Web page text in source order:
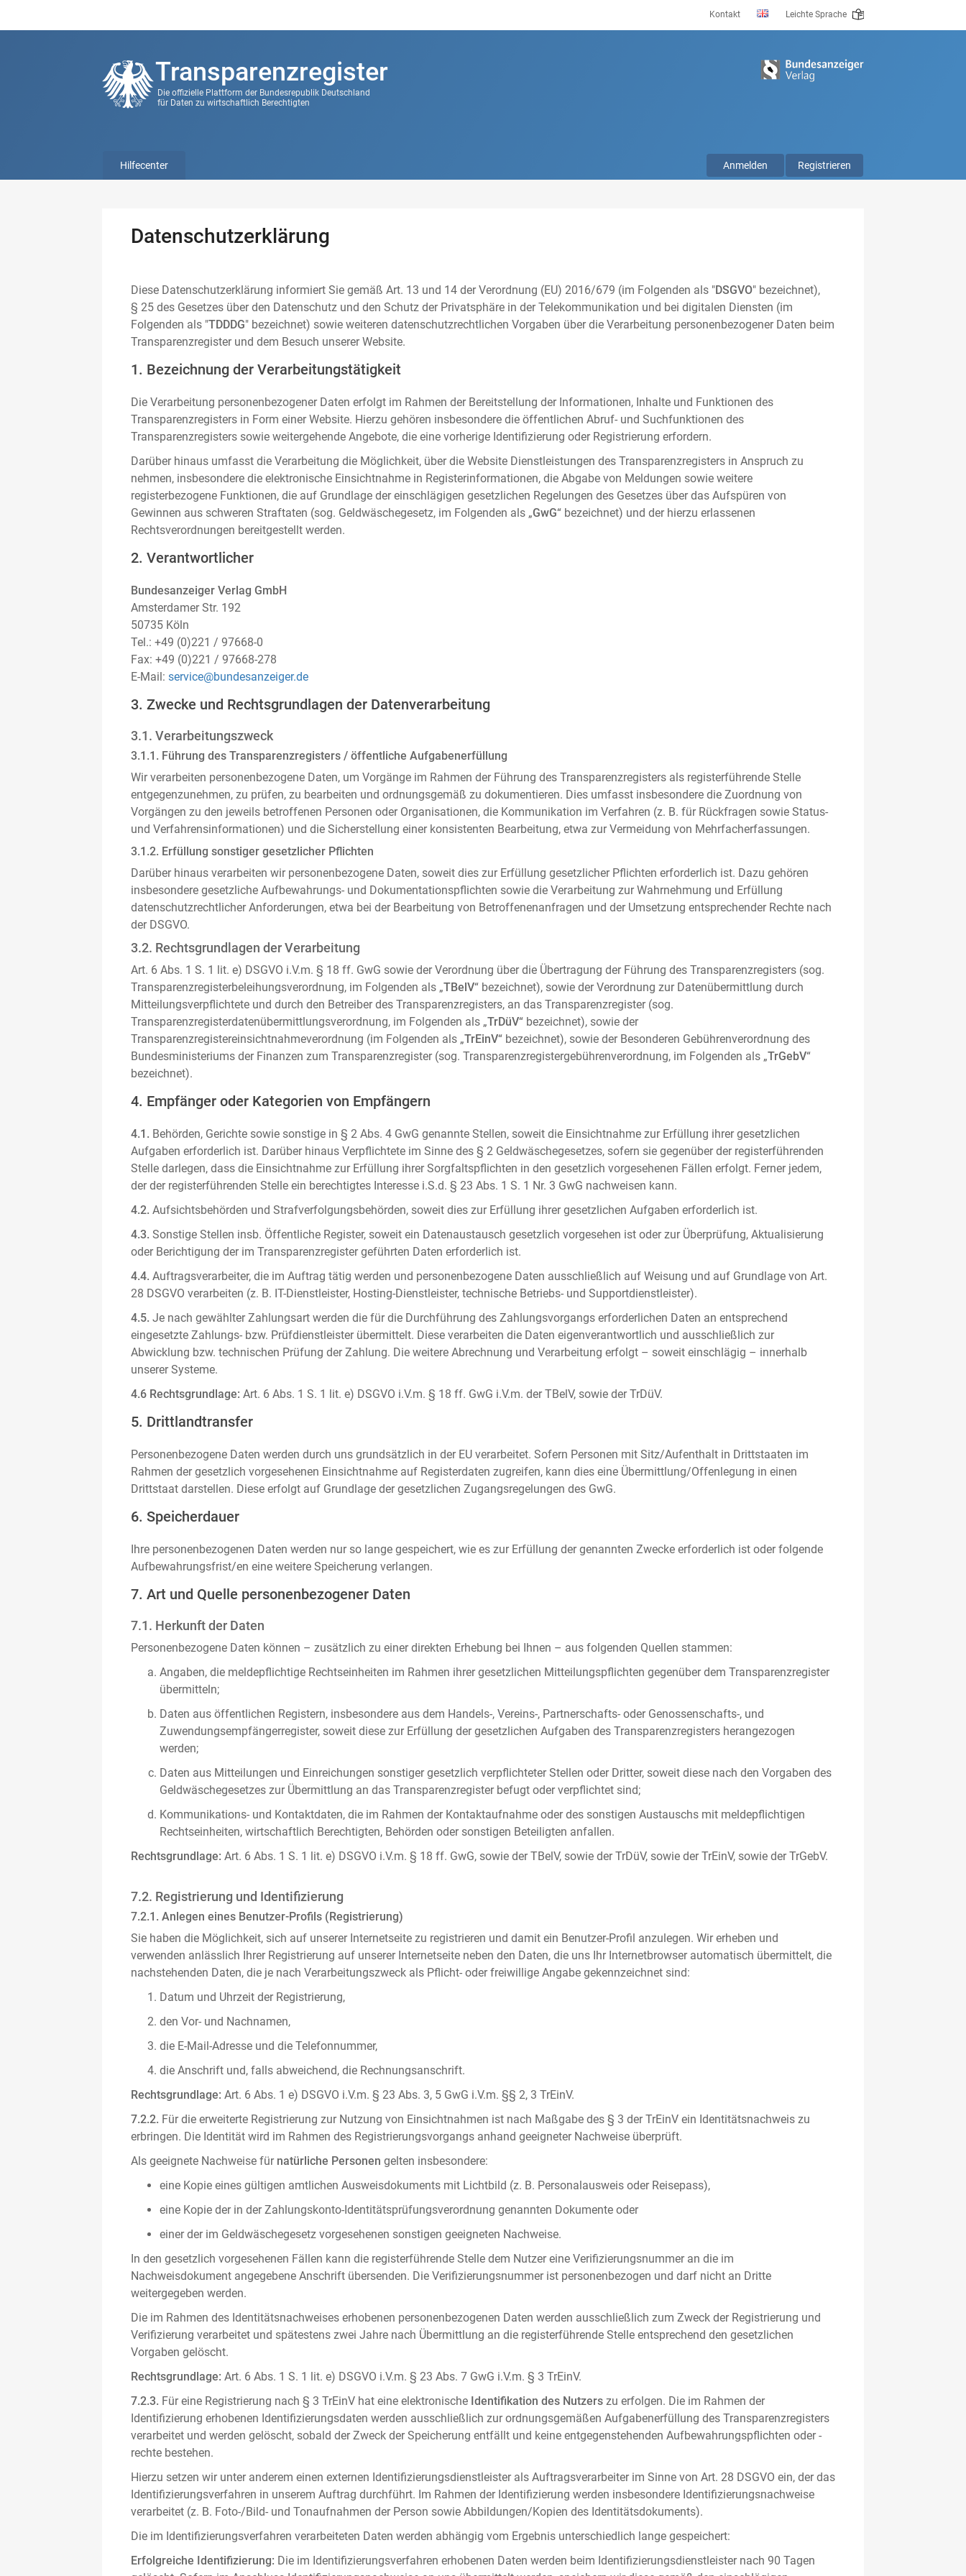
Kontakt Leichte Sprache
Transparenzregister
Die offizielle Plattform der Bundesrepublik Deutschland
für Daten zu wirtschaftlich Berechtigten
Anmelden Registrieren
Hilfecenter
Datenschutzerklärung
Diese Datenschutzerklärung informiert Sie gemäß Art. 13 und 14 der Verordnung (EU) 2016/679 (im Folgenden als "DSGVO" bezeichnet),
§ 25 des Gesetzes über den Datenschutz und den Schutz der Privatsphäre in der Telekommunikation und bei digitalen Diensten (im
Folgenden als "TDDDG" bezeichnet) sowie weiteren datenschutzrechtlichen Vorgaben über die Verarbeitung personenbezogener Daten beim
Transparenzregister und dem Besuch unserer Website.
1. Bezeichnung der Verarbeitungstätigkeit
Die Verarbeitung personenbezogener Daten erfolgt im Rahmen der Bereitstellung der Informationen, Inhalte und Funktionen des
Transparenzregisters in Form einer Website. Hierzu gehören insbesondere die öffentlichen Abruf- und Suchfunktionen des
Transparenzregisters sowie weitergehende Angebote, die eine vorherige Identifizierung oder Registrierung erfordern.
Darüber hinaus umfasst die Verarbeitung die Möglichkeit, über die Website Dienstleistungen des Transparenzregisters in Anspruch zu
nehmen, insbesondere die elektronische Einsichtnahme in Registerinformationen, die Abgabe von Meldungen sowie weitere
registerbezogene Funktionen, die auf Grundlage der einschlägigen gesetzlichen Regelungen des Gesetzes über das Aufspüren von
Gewinnen aus schweren Straftaten (sog. Geldwäschegesetz, im Folgenden als „GwG“ bezeichnet) und der hierzu erlassenen
Rechtsverordnungen bereitgestellt werden.
2. Verantwortlicher
Bundesanzeiger Verlag GmbH
Amsterdamer Str. 192
50735 Köln
Tel.: +49 (0)221 / 97668-0
Fax: +49 (0)221 / 97668-278
E-Mail: service@bundesanzeiger.de
3. Zwecke und Rechtsgrundlagen der Datenverarbeitung
3.1. Verarbeitungszweck
3.1.1. Führung des Transparenzregisters / öffentliche Aufgabenerfüllung
Wir verarbeiten personenbezogene Daten, um Vorgänge im Rahmen der Führung des Transparenzregisters als registerführende Stelle
entgegenzunehmen, zu prüfen, zu bearbeiten und ordnungsgemäß zu dokumentieren. Dies umfasst insbesondere die Zuordnung von
Vorgängen zu den jeweils betroffenen Personen oder Organisationen, die Kommunikation im Verfahren (z. B. für Rückfragen sowie Status-
und Verfahrensinformationen) und die Sicherstellung einer konsistenten Bearbeitung, etwa zur Vermeidung von Mehrfacherfassungen.
3.1.2. Erfüllung sonstiger gesetzlicher Pflichten
Darüber hinaus verarbeiten wir personenbezogene Daten, soweit dies zur Erfüllung gesetzlicher Pflichten erforderlich ist. Dazu gehören
insbesondere gesetzliche Aufbewahrungs- und Dokumentationspflichten sowie die Verarbeitung zur Wahrnehmung und Erfüllung
datenschutzrechtlicher Anforderungen, etwa bei der Bearbeitung von Betroffenenanfragen und der Umsetzung entsprechender Rechte nach
der DSGVO.
3.2. Rechtsgrundlagen der Verarbeitung
Art. 6 Abs. 1 S. 1 lit. e) DSGVO i.V.m. § 18 ff. GwG sowie der Verordnung über die Übertragung der Führung des Transparenzregisters (sog.
Transparenzregisterbeleihungsverordnung, im Folgenden als „TBelV“ bezeichnet), sowie der Verordnung zur Datenübermittlung durch
Mitteilungsverpflichtete und durch den Betreiber des Transparenzregisters, an das Transparenzregister (sog.
Transparenzregisterdatenübermittlungsverordnung, im Folgenden als „TrDüV“ bezeichnet), sowie der
Transparenzregistereinsichtnahmeverordnung (im Folgenden als „TrEinV“ bezeichnet), sowie der Besonderen Gebührenverordnung des
Bundesministeriums der Finanzen zum Transparenzregister (sog. Transparenzregistergebührenverordnung, im Folgenden als „TrGebV“
bezeichnet).
4. Empfänger oder Kategorien von Empfängern
4.1. Behörden, Gerichte sowie sonstige in § 2 Abs. 4 GwG genannte Stellen, soweit die Einsichtnahme zur Erfüllung ihrer gesetzlichen
Aufgaben erforderlich ist. Darüber hinaus Verpflichtete im Sinne des § 2 Geldwäschegesetzes, sofern sie gegenüber der registerführenden
Stelle darlegen, dass die Einsichtnahme zur Erfüllung ihrer Sorgfaltspflichten in den gesetzlich vorgesehenen Fällen erfolgt. Ferner jedem,
der der registerführenden Stelle ein berechtigtes Interesse i.S.d. § 23 Abs. 1 S. 1 Nr. 3 GwG nachweisen kann.
4.2. Aufsichtsbehörden und Strafverfolgungsbehörden, soweit dies zur Erfüllung ihrer gesetzlichen Aufgaben erforderlich ist.
4.3. Sonstige Stellen insb. Öffentliche Register, soweit ein Datenaustausch gesetzlich vorgesehen ist oder zur Überprüfung, Aktualisierung
oder Berichtigung der im Transparenzregister geführten Daten erforderlich ist.
4.4. Auftragsverarbeiter, die im Auftrag tätig werden und personenbezogene Daten ausschließlich auf Weisung und auf Grundlage von Art.
28 DSGVO verarbeiten (z. B. IT-Dienstleister, Hosting-Dienstleister, technische Betriebs- und Supportdienstleister).
4.5. Je nach gewählter Zahlungsart werden die für die Durchführung des Zahlungsvorgangs erforderlichen Daten an entsprechend
eingesetzte Zahlungs- bzw. Prüfdienstleister übermittelt. Diese verarbeiten die Daten eigenverantwortlich und ausschließlich zur
Abwicklung bzw. technischen Prüfung der Zahlung. Die weitere Abrechnung und Verarbeitung erfolgt – soweit einschlägig – innerhalb
unserer Systeme.
4.6 Rechtsgrundlage: Art. 6 Abs. 1 S. 1 lit. e) DSGVO i.V.m. § 18 ff. GwG i.V.m. der TBelV, sowie der TrDüV.
5. Drittlandtransfer
Personenbezogene Daten werden durch uns grundsätzlich in der EU verarbeitet. Sofern Personen mit Sitz/Aufenthalt in Drittstaaten im
Rahmen der gesetzlich vorgesehenen Einsichtnahme auf Registerdaten zugreifen, kann dies eine Übermittlung/Offenlegung in einen
Drittstaat darstellen. Diese erfolgt auf Grundlage der gesetzlichen Zugangsregelungen des GwG.
6. Speicherdauer
Ihre personenbezogenen Daten werden nur so lange gespeichert, wie es zur Erfüllung der genannten Zwecke erforderlich ist oder folgende
Aufbewahrungsfrist/en eine weitere Speicherung verlangen.
7. Art und Quelle personenbezogener Daten
7.1. Herkunft der Daten
Personenbezogene Daten können – zusätzlich zu einer direkten Erhebung bei Ihnen – aus folgenden Quellen stammen:
Angaben, die meldepflichtige Rechtseinheiten im Rahmen ihrer gesetzlichen Mitteilungspflichten gegenüber dem Transparenzregister
übermitteln;
Daten aus öffentlichen Registern, insbesondere aus dem Handels-, Vereins-, Partnerschafts- oder Genossenschafts-, und
Zuwendungsempfängerregister, soweit diese zur Erfüllung der gesetzlichen Aufgaben des Transparenzregisters herangezogen
werden;
Daten aus Mitteilungen und Einreichungen sonstiger gesetzlich verpflichteter Stellen oder Dritter, soweit diese nach den Vorgaben des
Geldwäschegesetzes zur Übermittlung an das Transparenzregister befugt oder verpflichtet sind;
Kommunikations- und Kontaktdaten, die im Rahmen der Kontaktaufnahme oder des sonstigen Austauschs mit meldepflichtigen
Rechtseinheiten, wirtschaftlich Berechtigten, Behörden oder sonstigen Beteiligten anfallen.
Rechtsgrundlage: Art. 6 Abs. 1 S. 1 lit. e) DSGVO i.V.m. § 18 ff. GwG, sowie der TBelV, sowie der TrDüV, sowie der TrEinV, sowie der TrGebV.
7.2. Registrierung und Identifizierung
7.2.1. Anlegen eines Benutzer-Profils (Registrierung)
Sie haben die Möglichkeit, sich auf unserer Internetseite zu registrieren und damit ein Benutzer-Profil anzulegen. Wir erheben und
verwenden anlässlich Ihrer Registrierung auf unserer Internetseite neben den Daten, die uns Ihr Internetbrowser automatisch übermittelt, die
nachstehenden Daten, die je nach Verarbeitungszweck als Pflicht- oder freiwillige Angabe gekennzeichnet sind:
Datum und Uhrzeit der Registrierung,
den Vor- und Nachnamen,
die E-Mail-Adresse und die Telefonnummer,
die Anschrift und, falls abweichend, die Rechnungsanschrift.
Rechtsgrundlage: Art. 6 Abs. 1 e) DSGVO i.V.m. § 23 Abs. 3, 5 GwG i.V.m. §§ 2, 3 TrEinV.
7.2.2. Für die erweiterte Registrierung zur Nutzung von Einsichtnahmen ist nach Maßgabe des § 3 der TrEinV ein Identitätsnachweis zu
erbringen. Die Identität wird im Rahmen des Registrierungsvorgangs anhand geeigneter Nachweise überprüft.
Als geeignete Nachweise für natürliche Personen gelten insbesondere:
eine Kopie eines gültigen amtlichen Ausweisdokuments mit Lichtbild (z. B. Personalausweis oder Reisepass),
eine Kopie der in der Zahlungskonto-Identitätsprüfungsverordnung genannten Dokumente oder
einer der im Geldwäschegesetz vorgesehenen sonstigen geeigneten Nachweise.
In den gesetzlich vorgesehenen Fällen kann die registerführende Stelle dem Nutzer eine Verifizierungsnummer an die im
Nachweisdokument angegebene Anschrift übersenden. Die Verifizierungsnummer ist personenbezogen und darf nicht an Dritte
weitergegeben werden.
Die im Rahmen des Identitätsnachweises erhobenen personenbezogenen Daten werden ausschließlich zum Zweck der Registrierung und
Verifizierung verarbeitet und spätestens zwei Jahre nach Übermittlung an die registerführende Stelle entsprechend den gesetzlichen
Vorgaben gelöscht.
Rechtsgrundlage: Art. 6 Abs. 1 S. 1 lit. e) DSGVO i.V.m. § 23 Abs. 7 GwG i.V.m. § 3 TrEinV.
7.2.3. Für eine Registrierung nach § 3 TrEinV hat eine elektronische Identifikation des Nutzers zu erfolgen. Die im Rahmen der
Identifizierung erhobenen Identifizierungsdaten werden ausschließlich zur ordnungsgemäßen Aufgabenerfüllung des Transparenzregisters
verarbeitet und werden gelöscht, sobald der Zweck der Speicherung entfällt und keine entgegenstehenden Aufbewahrungspflichten oder -
rechte bestehen.
Hierzu setzen wir unter anderem einen externen Identifizierungsdienstleister als Auftragsverarbeiter im Sinne von Art. 28 DSGVO ein, der das
Identifizierungsverfahren in unserem Auftrag durchführt. Im Rahmen der Identifizierung werden insbesondere Identifizierungsnachweise
verarbeitet (z. B. Foto-/Bild- und Tonaufnahmen der Person sowie Abbildungen/Kopien des Identitätsdokuments).
Die im Identifizierungsverfahren verarbeiteten Daten werden abhängig vom Ergebnis unterschiedlich lange gespeichert:
Erfolgreiche Identifizierung: Die im Identifizierungsverfahren erhobenen Daten werden beim Identifizierungsdienstleister nach 90 Tagen